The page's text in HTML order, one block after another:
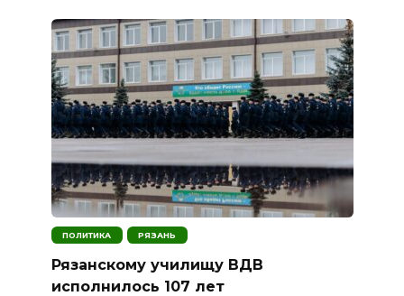
ПОЛИТИКА РЯЗАНЬ
Рязанскому училищу ВДВ
исполнилось 107 лет